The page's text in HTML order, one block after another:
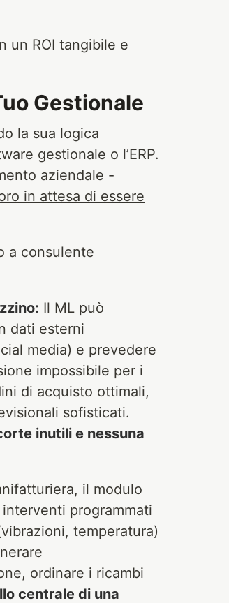
un ROI tangibile e
Gestionale
la sua logica
gestionale o l’ERP.
aziendale -
in attesa di essere
a consulente
Il ML può
dati esterni
media) e prevedere
impossibile per i
di acquisto ottimali,
sofisticati.
inutili e nessuna
il modulo
programmati
temperatura)
ordinare i ricambi
centrale di una